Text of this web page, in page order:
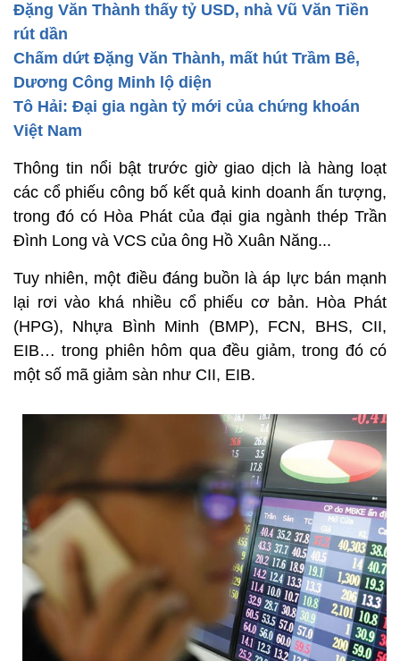
Đặng Văn Thành thấy tỷ USD, nhà Vũ Văn Tiền
rút dần
Chấm dứt Đặng Văn Thành, mất hút Trầm Bê,
Dương Công Minh lộ diện
Tô Hải: Đại gia ngàn tỷ mới của chứng khoán
Việt Nam
Thông tin nổi bật trước giờ giao dịch là hàng loạt
các cổ phiếu công bố kết quả kinh doanh ấn tượng,
trong đó có Hòa Phát của đại gia ngành thép Trần
Đình Long và VCS của ông Hồ Xuân Năng...
Tuy nhiên, một điều đáng buồn là áp lực bán mạnh
lại rơi vào khá nhiều cổ phiếu cơ bản. Hòa Phát
(HPG), Nhựa Bình Minh (BMP), FCN, BHS, CII,
EIB… trong phiên hôm qua đều giảm, trong đó có
một số mã giảm sàn như CII, EIB.